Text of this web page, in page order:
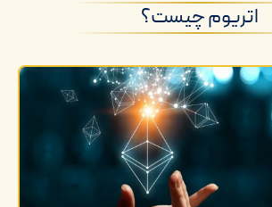
اتریوم
ها و تفاوت های بیت کوین و
چیست؟ مقایسه با بیت کوین و تتر
اتریوم چیست؟